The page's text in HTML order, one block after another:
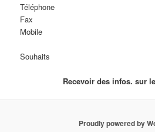
Téléphone
Fax
Mobile
Souhaits
Recevoir des infos. sur
Proudly powered by